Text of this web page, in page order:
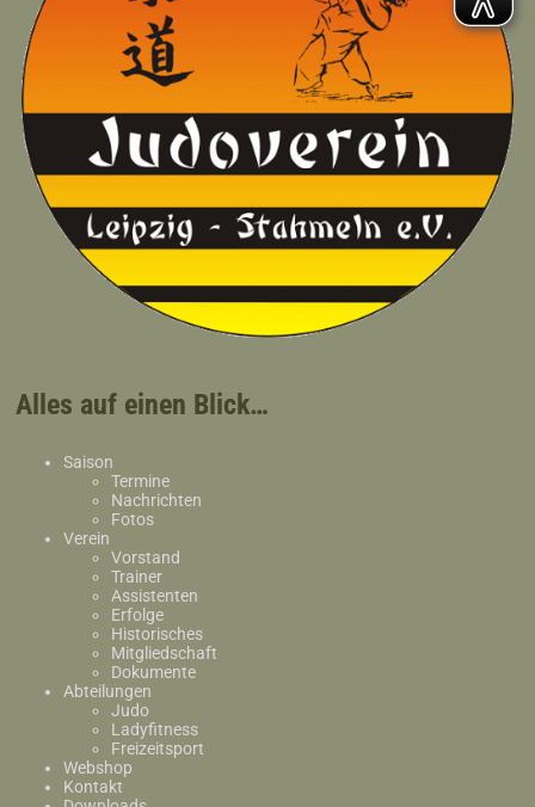
Alles auf einen Blick…
Saison
Termine
Nachrichten
Fotos
Verein
Vorstand
Trainer
Assistenten
Erfolge
Historisches
Mitgliedschaft
Dokumente
Abteilungen
Judo
Ladyfitness
Freizeitsport
Webshop
Kontakt